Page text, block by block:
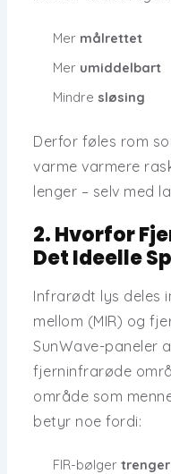
Mer målrettet
Mer umiddelbart
Mindre sløsing
Derfor føles rom
varmevarmere
lenger – selv med
2. Hvorfor
Det Ideelle
Infrarødt lys deles
mellom (MIR) og
SunWave-paneler
fjerninfrarøde
område som
betyr noe fordi:
FIR-bølger